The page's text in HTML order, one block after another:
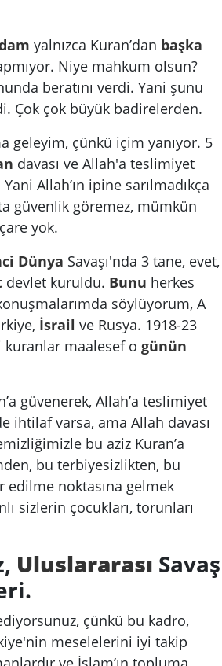
yalnızca Kuran’dan başka
Niye mahkum olsun?
beratını verdi. Yani şunu
Çok çok büyük badirelerden.
geleyim, çünkü içim yanıyor. 5
davası ve Allah'a teslimiyet
Allah’ın ipine sarılmadıkça
güvenlik göremez, mümkün
yok.
Dünya Savaşı'nda 3 tane, evet,
devlet kuruldu. Bunu herkes
söylüyorum, A
İsrail ve Rusya. 1918-23
maalesef o günün
güvenerek, Allah’a teslimiyet
ihtilaf varsa, ama Allah davası
bu aziz Kuran’a
bu terbiyesizlikten, bu
edilme noktasına gelmek
sizlerin çocukları, torunları
Uluslararası Savaş
çünkü bu kadro,
meselelerini iyi takip